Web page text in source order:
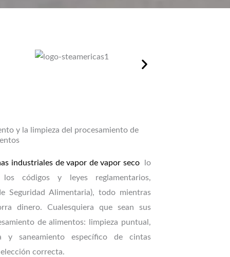
y la limpieza del procesamiento de
industriales de vapor de vapor secolo
códigos y leyes reglamentarios,
Seguridad Alimentaria), todo mientras
dinero. Cualesquiera que sean sus
de alimentos: limpieza puntual,
y saneamiento específico de cintas
correcta.